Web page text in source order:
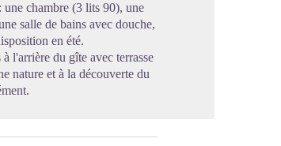
une chambre (3 lits 90), une
salle de bains avec douche,
en été.
l'arrière du gîte avec terrasse
nature et à la découverte du